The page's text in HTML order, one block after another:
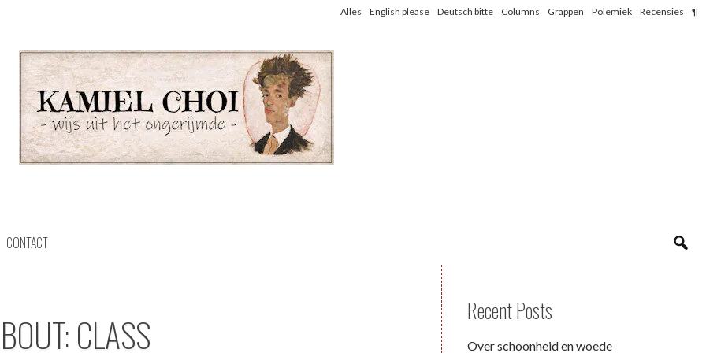
Alles English please Deutsch bitte Columns Grappen Polemiek Recensies ¶
CONTACT
CLASS Recent Posts
Over schoonheid en woede